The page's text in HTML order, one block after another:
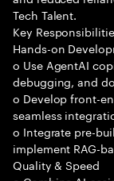
Tech Talent.
Key
Hands-on
o Use AgentAI
debugging, and
o Develop front-
seamless
o Integrate pre-
implement RAG-
Quality & Speed